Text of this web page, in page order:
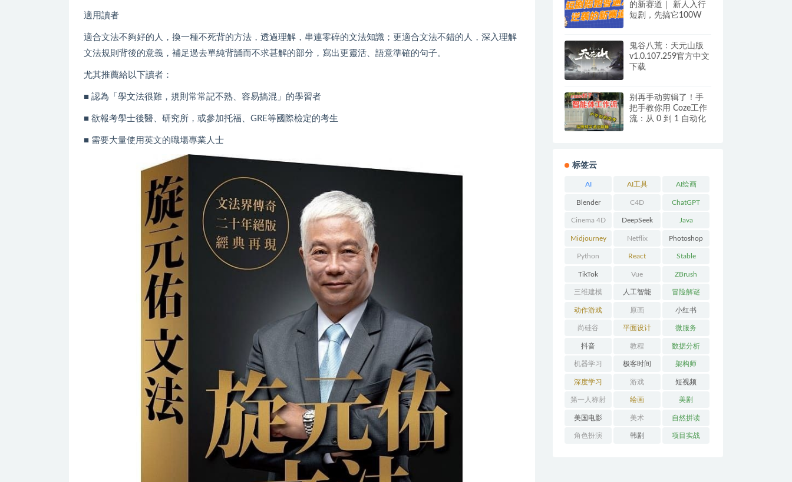
適用讀者
適合文法不夠好的人，換一種不死背的方法，透過理解，串連零碎的文法知識；更適合文法不錯的人，深入理解
文法規則背後的意義，補足過去單純背誦而不求甚解的部分，寫出更靈活、語意準確的句子。
尤其推薦給以下讀者：
■ 認為「學文法很難，規則常常記不熟、容易搞混」的學習者
■ 欲報考學士後醫、研究所，或參加托福、GRE等國際檢定的考生
■ 需要大量使用英文的職場專業人士
的新赛道｜ 新人入行
短剧，先搞它100W
鬼谷八荒：天元山版
v1.0.107.259官方中文
下载
别再手动剪辑了！手
把手教你用 Coze工作
流：从 0 到 1 自动化
标签云
AI AI工具 AI绘画
Blender C4D ChatGPT
Cinema 4D DeepSeek Java
Midjourney Netflix Photoshop
Python React Stable
Diffusion
TikTok Vue ZBrush
三维建模 人工智能 冒险解谜
AVG
动作游戏
ACT
原画 小红书
尚硅谷 平面设计 微服务
抖音 教程 数据分析
机器学习 极客时间 架构师
深度学习 游戏 短视频
第一人称射
击FPS
绘画 美剧
美国电影 美术 自然拼读
角色扮演 韩剧 项目实战